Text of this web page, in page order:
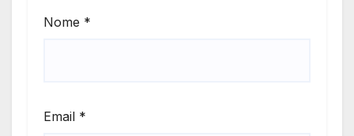
Nome *
Email *